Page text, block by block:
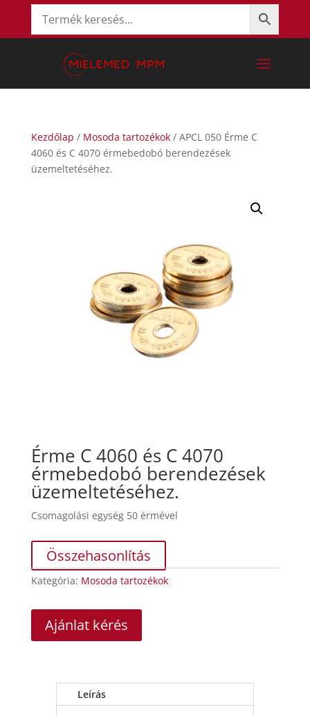
Kezdőlap / Mosoda tartozékok/ APCL 050 Érme C
4060 és C 4070 érmebedobó berendezések
üzemeltetéséhez.
Érme C 4060 és C 4070
érmebedobó berendezések
üzemeltetéséhez.
Csomagolási egység 50 érmével
Összehasonlítás
Kategória: Mosoda tartozékok
Ajánlat kérés
Leírás